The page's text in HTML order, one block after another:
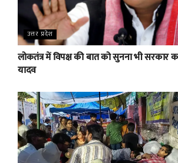
उत्तर प्रदेश
लोकतंत्र में विपक्ष की बात को सुनना भी
यादव